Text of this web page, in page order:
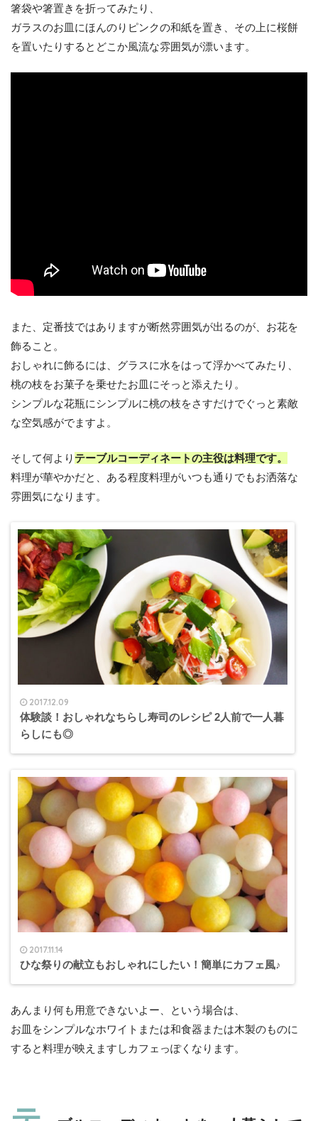
箸袋や箸置きを折ってみたり、
ガラスのお皿にほんのりピンクの和紙を置き、その上に桜餅
を置いたりするとどこか風流な雰囲気が漂います。
また、定番技ではありますが断然雰囲気が出るのが、お花を
飾ること。
おしゃれに飾るには、グラスに水をはって浮かべてみたり、
桃の枝をお菓子を乗せたお皿にそっと添えたり。
シンプルな花瓶にシンプルに桃の枝をさすだけでぐっと素敵
な空気感がでますよ。
そして何より テーブルコーディネートの主役は料理です。
料理が華やかだと、ある程度料理がいつも通りでもお洒落な
雰囲気になります。
2017.12.09
体験談！おしゃれなちらし寿司のレシピ 2人前で一人暮
らしにも◎
2017.11.14
ひな祭りの献立もおしゃれにしたい！簡単にカフェ風♪
あんまり何も用意できないよー、という場合は、
お皿をシンプルなホワイトまたは和食器または木製のものに
すると料理が映えますしカフェっぽくなります。